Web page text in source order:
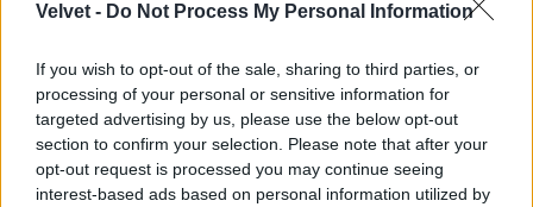
Velvet - Do Not Process My Personal Information
If you wish to opt-out of the sale, sharing to third parties, or
processing of your personal or sensitive information for
targeted advertising by us, please use the below opt-out
section to confirm your selection. Please note that after your
opt-out request is processed you may continue seeing
interest-based ads based on personal information utilized by
Sarah Michelle Gellar, az eredeti vámpírvadász
ugyancsak nem veri nagydobra, de szintén
republikánus
Fotó: Amanda Edwards / Europress / Getty #4